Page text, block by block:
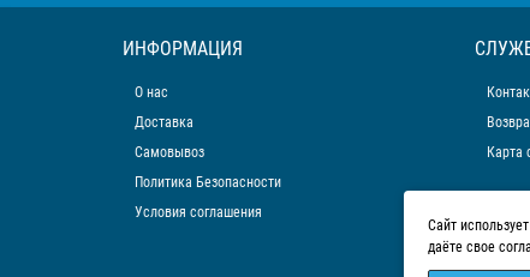
ИНФОРМАЦИЯ
О нас
Доставка
Самовывоз
Политика Безопасности
Условия соглашения
Карта
Сайт
даёте свое